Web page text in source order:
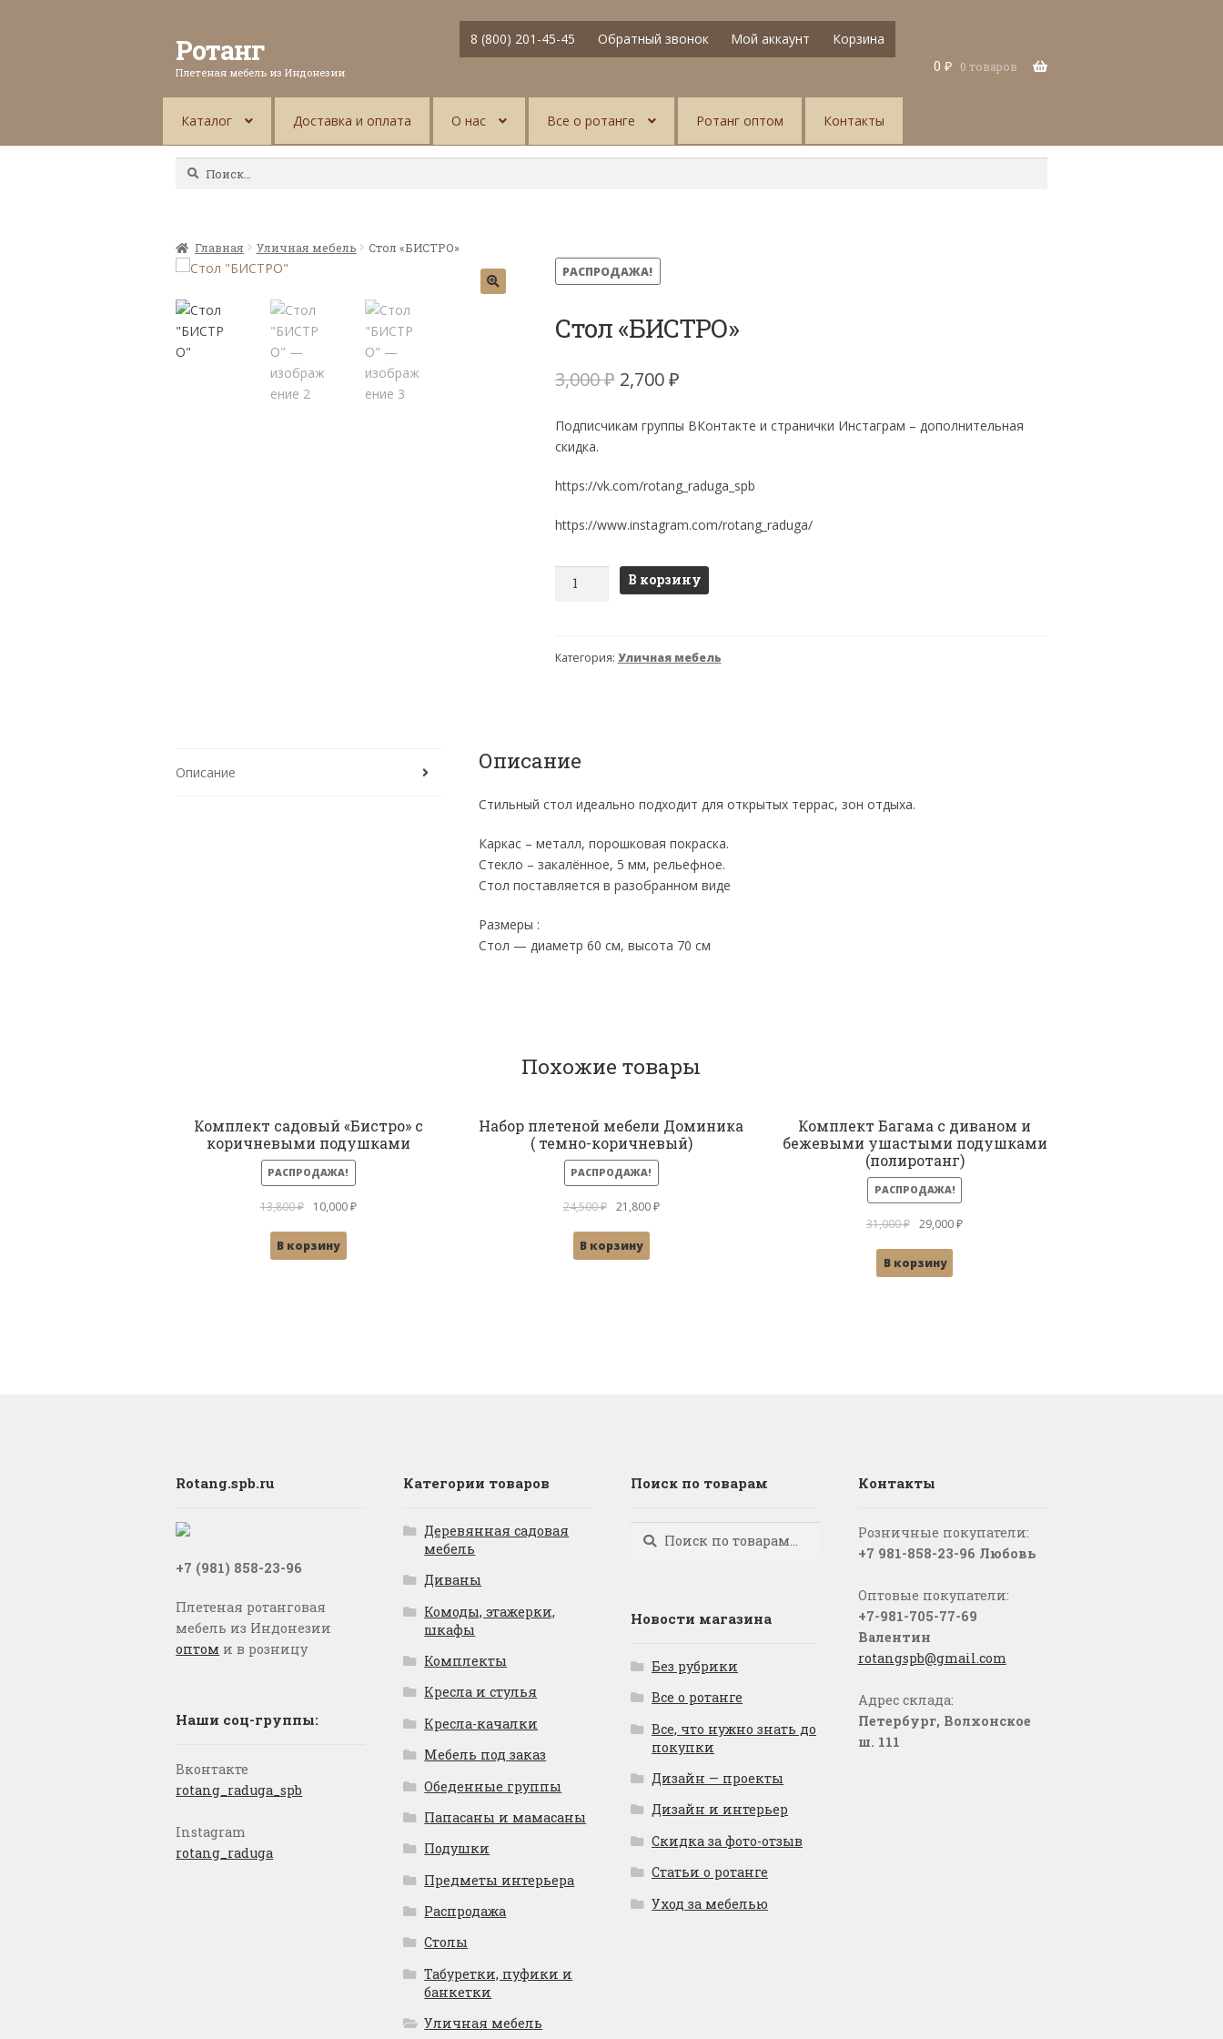
Ротанг
Плетеная мебель из Индонезии
8 (800) 201-45-45 Обратный звонок Мой аккаунт
Корзина
0 ₽ 0 товаров
Каталог Доставка и оплата О нас Все о ротанге Ротанг оптом Контакты
Найти:
Главная Уличная мебель Стол «БИСТРО»
РАСПРОДАЖА!
Стол «БИСТРО»
3,000₽ Первоначальная
составляла
3,000 ₽.
2,700₽Текущая
2,700 ₽.
Подписчикам группы ВКонтакте и странички Инстаграм – дополнительная
скидка.
https://vk.com/rotang_raduga_spb
https://www.instagram.com/rotang_raduga/
Количество В корзину
Категория: Уличная мебель
Описание Описание
Стильный стол идеально подходит для открытых террас, зон отдыха.
Каркас – металл, порошковая покраска.
Стекло – закалённое, 5 мм, рельефное.
Стол поставляется в разобранном виде
Размеры :
Стол — диаметр 60 см, высота 70 см
Похожие товары
Комплект садовый «Бистро» с
коричневыми подушками
РАСПРОДАЖА!
13,800₽
Первоначальная
составляла
10,000₽Текущая
В корзину
Набор плетеной мебели Доминика
( темно-коричневый)
РАСПРОДАЖА!
24,500₽
Первоначальная
составляла
21,800₽Текущая
В корзину
Комплект Багама с диваном и
бежевыми ушастыми подушками
(полиротанг)
РАСПРОДАЖА!
31,000₽
Первоначальная
составляла
29,000₽Текущая
В корзину
Rotang.spb.ru
+7 (981) 858-23-96
Плетеная ротанговая
мебель из Индонезии
оптом и в розницу
Наши соц-группы:
Вконтакте
rotang_raduga_spb
Instagram
rotang_raduga
Категории товаров
Деревянная садовая
мебель
Диваны
Комоды, этажерки,
шкафы
Комплекты
Кресла и стулья
Кресла-качалки
Мебель под заказ
Обеденные группы
Папасаны и мамасаны
Подушки
Предметы интерьера
Распродажа
Столы
Табуретки, пуфики и
банкетки
Уличная мебель
Поиск по товарам
Искать:
Поиск
Новости магазина
Без рубрики
Все о ротанге
Все, что нужно знать до
покупки
Дизайн — проекты
Дизайн и интерьер
Скидка за фото-отзыв
Статьи о ротанге
Уход за мебелью
Контакты
Розничные покупатели:
+7 981-858-23-96 Любовь
Оптовые покупатели:
+7-981-705-77-69
Валентин
rotangspb@gmail.com
Адрес склада:
Петербург, Волхонское
ш. 111